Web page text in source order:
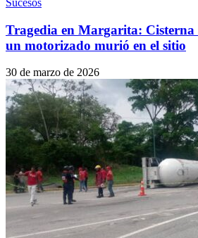
Tragedia en Margarita: Cisterna
un motorizado murió en el sitio
30 de marzo de 2026